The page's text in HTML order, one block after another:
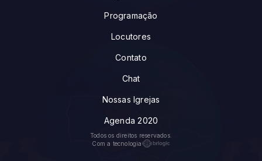
Programação
Locutores
Contato
Chat
Nossas Igrejas
Agenda 2020
Todos os direitos reservados.
Com a tecnologia